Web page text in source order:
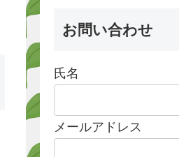
お問い合わせ
氏名
メールアドレス